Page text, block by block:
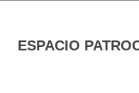
ESPACIO